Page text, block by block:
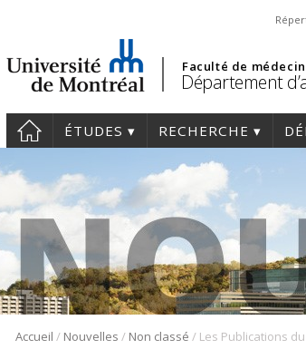
Faculté de
Département
ÉTUDES RECHERCHE
Accueil / Nouvelles / Non classé /